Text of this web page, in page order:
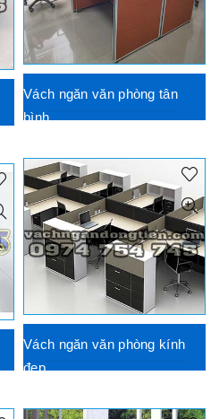
Vách ngăn văn phòng tân
bình
Vách ngăn văn phòng kính
đẹp